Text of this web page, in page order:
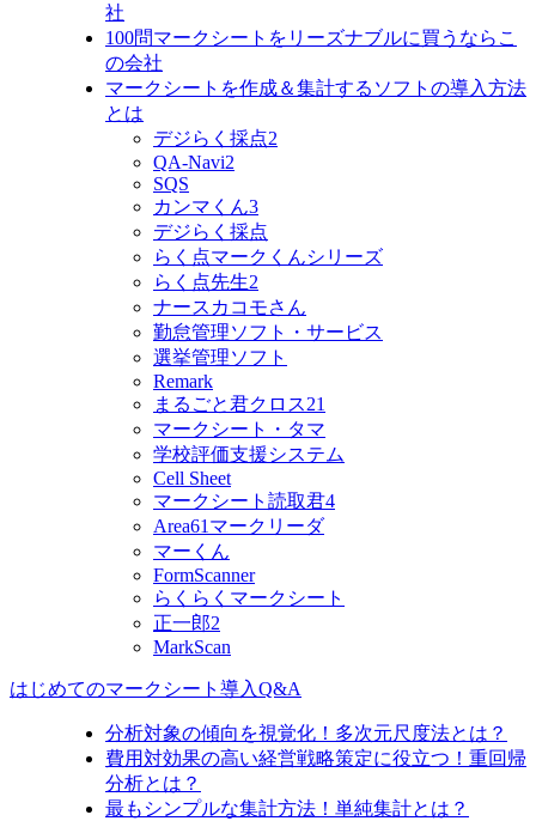
社
100問マークシートをリーズナブルに買うならこ
の会社
マークシートを作成＆集計するソフトの導入方法
とは
デジらく採点2
QA-Navi2
SQS
カンマくん3
デジらく採点
らく点マークくんシリーズ
らく点先生2
ナースカコモさん
勤怠管理ソフト・サービス
選挙管理ソフト
Remark
まるごと君クロス21
マークシート・タマ
学校評価支援システム
Cell Sheet
マークシート読取君4
Area61マークリーダ
マーくん
FormScanner
らくらくマークシート
正一郎2
MarkScan
はじめてのマークシート導入Q&A
分析対象の傾向を視覚化！多次元尺度法とは？
費用対効果の高い経営戦略策定に役立つ！重回帰
分析とは？
最もシンプルな集計方法！単純集計とは？